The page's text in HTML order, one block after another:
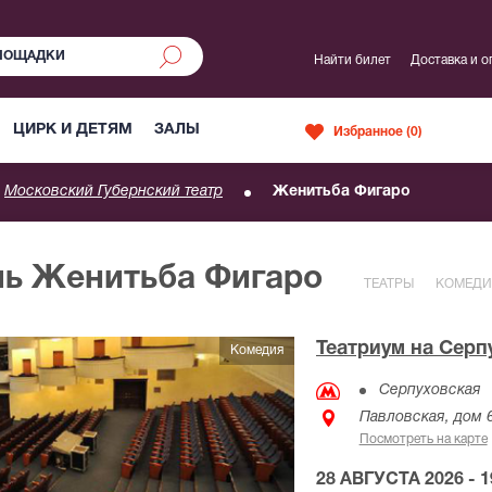
ЦИРК И ДЕТЯМ ЗАЛЫ
Найти билет Доставка и
Избранное (0)
Московский Губернский театр Женитьба Фигаро
Женитьба Фигаро ТЕАТРЫ
Комедия Театриум на
Серпуховская
Павловская, дом
Посмотреть на карте
28 АВГУСТА 2026 -